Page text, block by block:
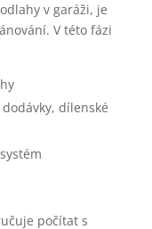
v garáži, je
V této fázi
dílenské
počítat s